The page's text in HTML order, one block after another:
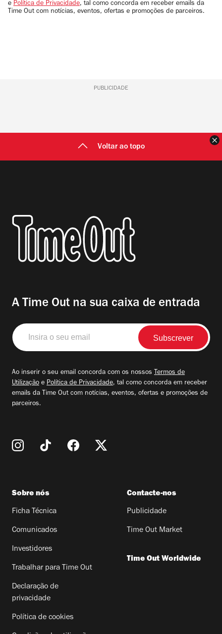
e Política de Privacidade, tal como concorda em receber emails da
Time Out com notícias, eventos, ofertas e promoções de parceiros.
PUBLICIDADE
Voltar ao topo
A Time Out na sua caixa de entrada
Insira
o
seu
Ao inserir o seu email concorda com os nossos Termos de
Utilização e Política de Privacidade, tal como concorda em receber
emails da Time Out com notícias, eventos, ofertas e promoções de
parceiros.
Sobre nós
Ficha Técnica
Comunicados
Investidores
Trabalhar para Time Out
Declaração de
privacidade
Política de cookies
Contacte-nos
Publicidade
Time Out Market
Time Out Worldwide